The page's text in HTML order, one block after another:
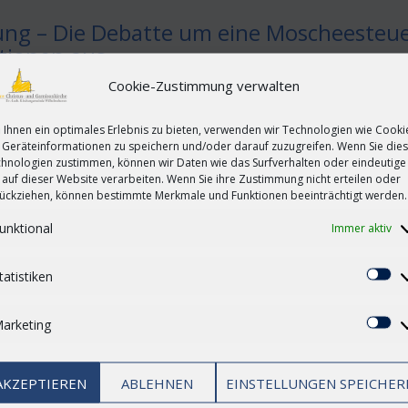
Cookie-Zustimmung verwalten
Ihnen ein optimales Erlebnis zu bieten, verwenden wir Technologien wie
Geräteinformationen zu speichern und/oder darauf zuzugreifen. Wenn Sie
zustimmen, können wir Daten wie das Surfverhalten oder eindeutige
auf dieser Website verarbeiten. Wenn Sie ihre Zustimmung nicht erteilen oder
können bestimmte Merkmale und Funktionen beeinträchtigt werden.
Immer aktiv
ABLEHNEN EINSTELLUNGEN
– Die Debatte um eine
aus
Vorbild der Kirchensteuer zur Finanzierung der Moscheen in
Experten unterschiedlicher Meinung. Osnabrück (epd). Die
unterschiedliche ...
im Grundgesetz verankern
fordert die Aufnahme von Kinderrechten ins
nicht ausreichend berücksichtigt, sagte der Präsident
(Montag), zu ...